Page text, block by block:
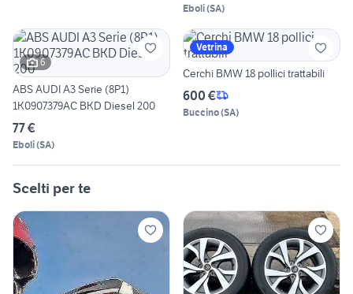
Eboli(SA)
6
ABS AUDI A3 Serie (8P1)
1K0907379AC BKD Diesel 200
77 €
Eboli(SA)
Vetrina
Cerchi BMW 18 pollici trattabili
600 €
Buccino(SA)
Scelti per te